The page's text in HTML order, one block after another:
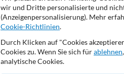
wir und Dritte personalisierte und
(Anzeigenpersonalisierung). Mehr
Cookie-Richtlinien.
Durch Klicken auf "Cookies
Cookies zu. Wenn Sie sich fürablehnen
analytische Cookies.